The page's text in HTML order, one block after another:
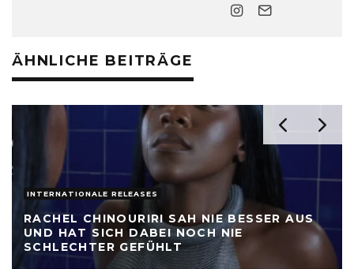
ÄHNLICHE BEITRÄGE
INTERNATIONALE RELEASES
RACHEL CHINOURIRI SAH NIE BESSER AUS
UND HAT SICH DABEI NOCH NIE
SCHLECHTER GEFÜHLT